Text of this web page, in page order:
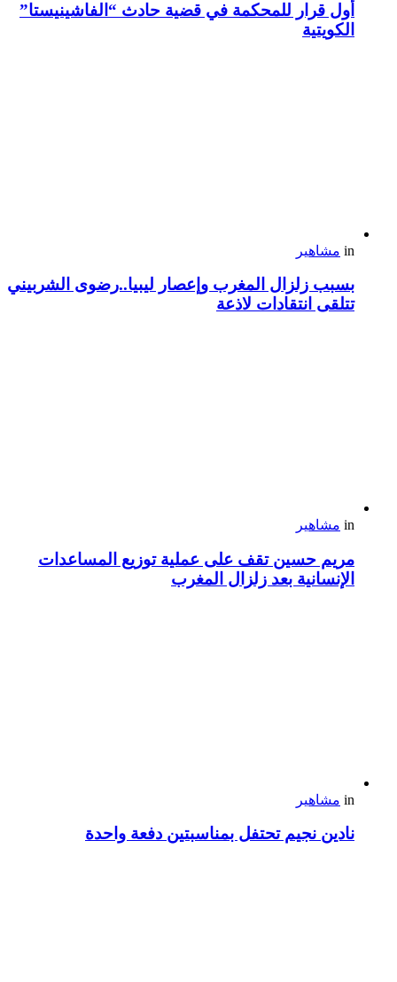
أول قرار للمحكمة في قضية حادث “الفاشينيستا”
الكويتية
in مشاهير
بسبب زلزال المغرب وإعصار ليبيا..رضوى الشربيني
تتلقى انتقادات لاذعة
in مشاهير
مريم حسين تقف على عملية توزيع المساعدات
الإنسانية بعد زلزال المغرب
in مشاهير
نادين نجيم تحتفل بمناسبتين دفعة واحدة